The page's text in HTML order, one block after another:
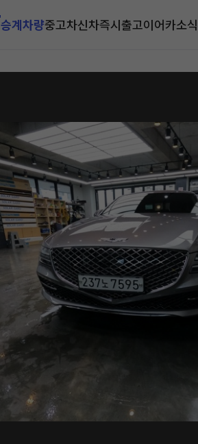
승계차량중고차신차즉시출고이어카소식